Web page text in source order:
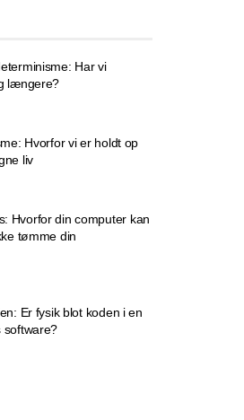
Har vi
længere?
Hvorfor vi er holdt op
liv
Hvorfor din computer kan
tømme din
Er fysik blot koden i en
software?